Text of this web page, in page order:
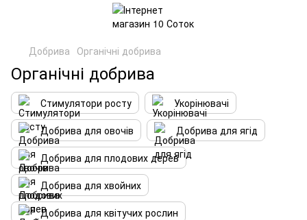
Добрива Органічні добрива
Органічні добрива
Стимулятори росту
Укорінювачі
Добрива для овочів
Добрива для ягід
Добрива для плодових дерев
Добрива для хвойних
Добрива для квітучих рослин